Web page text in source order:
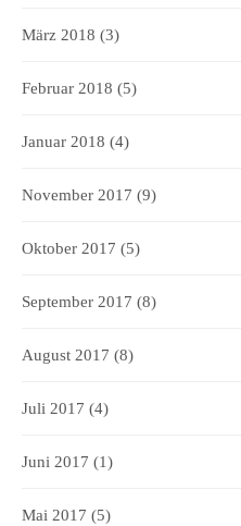
März 2018 (3)
Februar 2018 (5)
Januar 2018 (4)
November 2017 (9)
Oktober 2017 (5)
September 2017 (8)
August 2017 (8)
Juli 2017 (4)
Juni 2017 (1)
Mai 2017 (5)